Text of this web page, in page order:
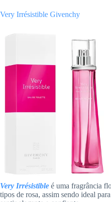
Very Irrésistible Givenchy
Very Irrésistible é uma fragrância
tipos de rosa, assim sendo ideal